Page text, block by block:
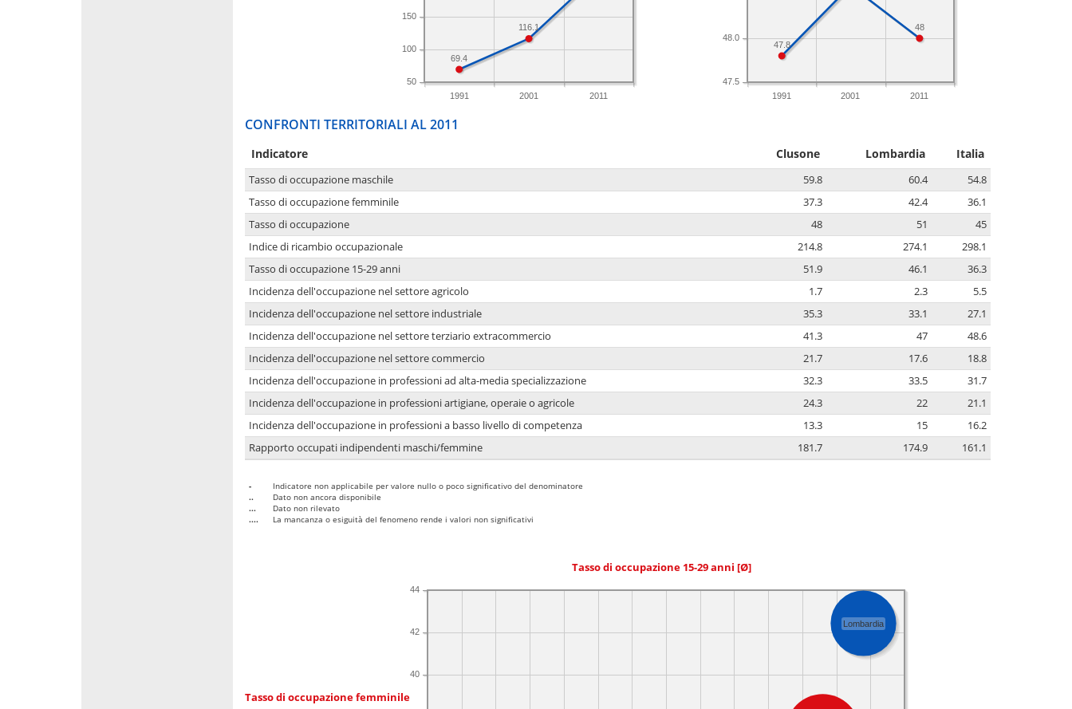
1991 2001 2011
50
100
150
116.1
69.4
1991 2001 2011
47.5
48.0
48
47.8
CONFRONTI TERRITORIALI AL 2011
Indicatore Clusone Lombardia Italia
Tasso di occupazione maschile 59.8 60.4
54.8
Tasso di occupazione femminile
37.3 42.4
36.1
Tasso di occupazione
48 51
45
Indice di ricambio occupazionale
214.8 274.1
298.1
Tasso di occupazione 15-29 anni
51.9 46.1
36.3
Incidenza dell'occupazione nel settore agricolo
1.7 2.3
5.5
Incidenza dell'occupazione nel settore industriale
35.3 33.1
27.1
Incidenza dell'occupazione nel settore terziario extracommercio
41.3 47
48.6
Incidenza dell'occupazione nel settore commercio
21.7 17.6
18.8
Incidenza dell'occupazione in professioni ad alta-media specializzazione
32.3 33.5
31.7
Incidenza dell'occupazione in professioni artigiane, operaie o agricole
24.3 22
21.1
Incidenza dell'occupazione in professioni a basso livello di competenza
13.3 15
16.2
Rapporto occupati indipendenti maschi/femmine
181.7 174.9 161.1
-
Indicatore non applicabile per valore nullo o poco significativo del denominatore
..
Dato non ancora disponibile
...
Dato non rilevato
....
La mancanza o esiguità del fenomeno rende i valori non significativi
Tasso di occupazione 15-29 anni [Ø]
Tasso di occupazione femminile
40
42
44
Lombardia